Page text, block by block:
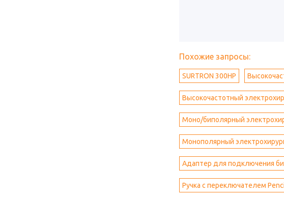
Похожие запросы:
SURTRON 300HP
Высокочастотный
Моно/биполярный
Монополярный
Адаптер для подключения
Ручка с переключателем